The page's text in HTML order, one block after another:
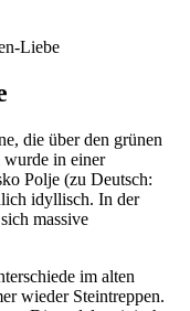
Liebe
die über den grünen
in einer
Polje (zu Deutsch:
idyllisch. In der
massive
im alten
wieder Steintreppen.